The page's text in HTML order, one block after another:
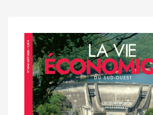
Notre
dernier
magazine